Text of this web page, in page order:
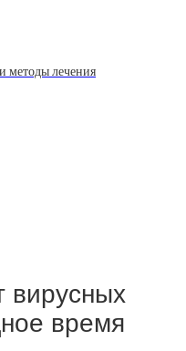
методы лечения
вирусных
время